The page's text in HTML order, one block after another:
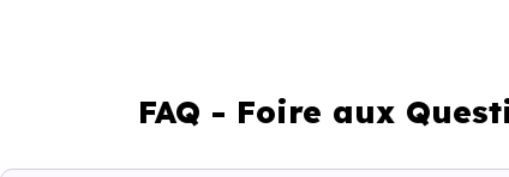
Maison
FAQ - Foire aux